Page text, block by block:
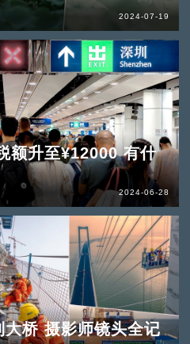
2024-07-19
额升至¥12000 有什
2024-06-28
桥 摄影师镜头全记